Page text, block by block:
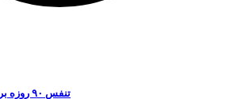
تنفس ۹۰ روزه برای سرمایه در گردش تولید